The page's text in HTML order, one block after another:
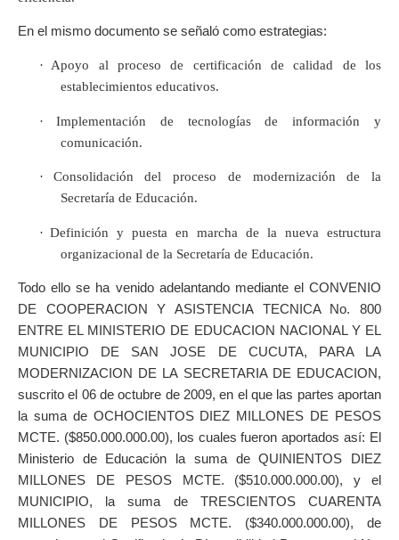
En el mismo documento se señaló como estrategias:
· Apoyo al proceso de certificación de calidad de los
establecimientos educativos.
·
Implementación de tecnologías de información y
comunicación.
·
Consolidación del proceso de modernización de la
Secretaría de Educación.
· Definición y puesta en marcha de la nueva estructura
organizacional de la Secretaría de Educación.
Todo ello se ha venido adelantando mediante el CONVENIO
DE COOPERACION Y ASISTENCIA TECNICA No. 800
ENTRE EL MINISTERIO DE EDUCACION NACIONAL Y EL
MUNICIPIO DE SAN JOSE DE CUCUTA, PARA LA
MODERNIZACION DE LA SECRETARIA DE EDUCACION,
suscrito el 06 de octubre de 2009, en el que las partes aportan
la suma de OCHOCIENTOS DIEZ MILLONES DE PESOS
MCTE. ($850.000.000.00), los cuales fueron aportados así: El
Ministerio de Educación la suma de QUINIENTOS DIEZ
MILLONES DE PESOS MCTE. ($510.000.000.00), y el
MUNICIPIO, la suma de TRESCIENTOS CUARENTA
MILLONES DE PESOS MCTE. ($340.000.000.00), de